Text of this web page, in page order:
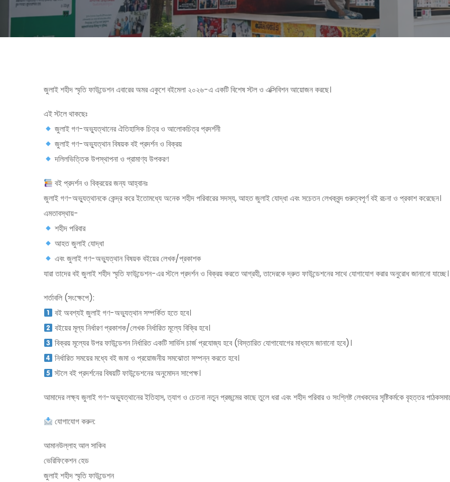
জুলাই শহীদ স্মৃতি ফাউন্ডেশন এবারের অমর একুশে বইমেলা ২০২৬-এ একটি বিশেষ স্টল ও এক্সিবিশন আয়োজন করছে।
এই স্টলে থাকছেঃ
জুলাই গণ-অভ্যুত্থানের ঐতিহাসিক চিত্র ও আলোকচিত্র প্রদর্শনী
জুলাই গণ-অভ্যুত্থান বিষয়ক বই প্রদর্শন ও বিক্রয়
দলিলভিত্তিক উপস্থাপনা ও প্রামাণ্য উপকরণ
বই প্রদর্শন ও বিক্রয়ের জন্য আহ্বানঃ
জুলাই গণ-অভ্যুত্থানকে কেন্দ্র করে ইতোমধ্যে অনেক শহীদ পরিবারের সদস্য, আহত জুলাই যোদ্ধা এবং সচেতন লেখকবৃন্দ গুরুত্বপূর্ণ বই রচনা ও প্রকাশ করেছেন।
এমতাবস্থায়-
শহীদ পরিবার
আহত জুলাই যোদ্ধা
এবং জুলাই গণ-অভ্যুত্থান বিষয়ক বইয়ের লেখক/প্রকাশক
যারা তাদের বই জুলাই শহীদ স্মৃতি ফাউন্ডেশন-এর স্টলে প্রদর্শন ও বিক্রয় করতে আগ্রহী, তাদেরকে দ্রুত ফাউন্ডেশনের সাথে যোগাযোগ করার অনুরোধ জানানো যাচ্ছে।
শর্তাবলি (সংক্ষেপে):
বই অবশ্যই জুলাই গণ-অভ্যুত্থান সম্পর্কিত হতে হবে।
বইয়ের মূল্য নির্ধারণ প্রকাশক/লেখক নির্ধারিত মূল্যে বিক্রি হবে।
বিক্রয় মূল্যের উপর ফাউন্ডেশন নির্ধারিত একটি সার্ভিস চার্জ প্রযোজ্য হবে (বিস্তারিত যোগাযোগের মাধ্যমে জানানো হবে)।
নির্ধারিত সময়ের মধ্যে বই জমা ও প্রয়োজনীয় সমঝোতা সম্পন্ন করতে হবে।
স্টলে বই প্রদর্শনের বিষয়টি ফাউন্ডেশনের অনুমোদন সাপেক্ষ।
আমাদের লক্ষ্য জুলাই গণ-অভ্যুত্থানের ইতিহাস, ত্যাগ ও চেতনা নতুন প্রজন্মের কাছে তুলে ধরা এবং শহীদ পরিবার ও সংশ্লিষ্ট লেখকদের সৃষ্টিকর্মকে বৃহত্তর
যোগাযোগ করুন:
আমানউল্লাহ আল সাকিব
ভেরিফিকেশন হেড
জুলাই শহীদ স্মৃতি ফাউন্ডেশন